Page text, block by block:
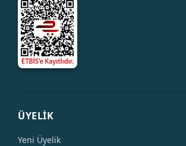
ÜYELİK
Yeni Üyelik